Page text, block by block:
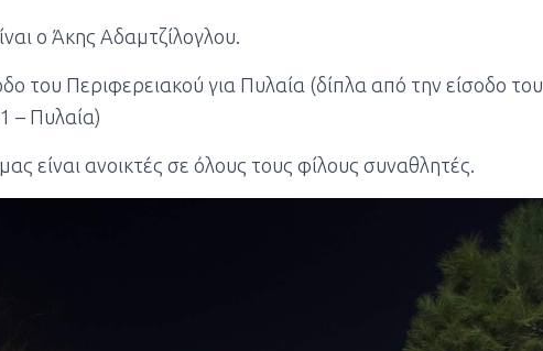
ο Άκης Αδαμτζίλογλου.
του Περιφερειακού για Πυλαία (δίπλα από την είσοδο του
– Πυλαία)
είναι ανοικτές σε όλους τους φίλους συναθλητές.